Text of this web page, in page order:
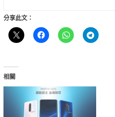
分享此文：
相關